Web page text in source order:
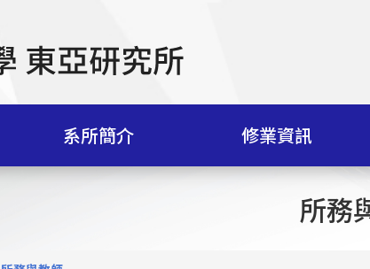
系所簡介 修業資訊
所務